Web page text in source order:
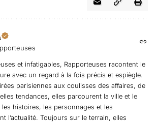
et infatigables, Rapporteuses racontent le
avec un regard à la fois précis et espiègle.
parisiennes aux coulisses des affaires, de
tendances, elles parcourent la ville et le
histoires, les personnages et les
l’actualité. Toujours sur le terrain, elles